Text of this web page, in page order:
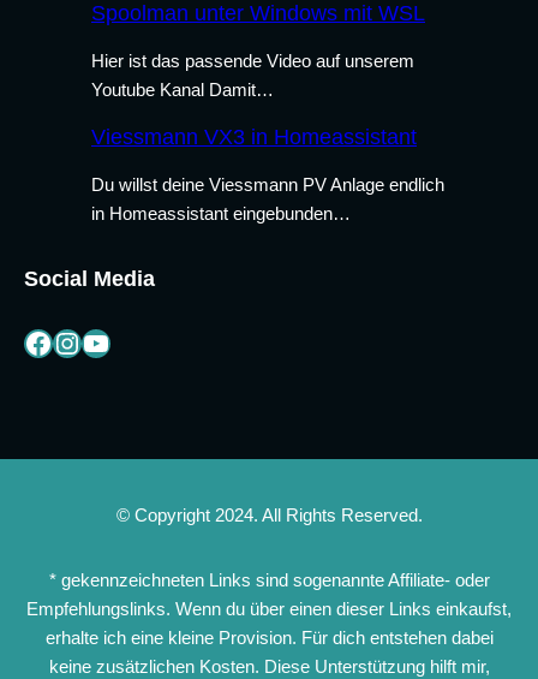
Spoolman unter Windows mit WSL
Hier ist das passende Video auf unserem
Youtube Kanal Damit…
Viessmann VX3 in Homeassistant
Du willst deine Viessmann PV Anlage endlich
in Homeassistant eingebunden…
Social Media
Facebook InstagramYouTube
© Copyright 2024. All Rights Reserved.
* gekennzeichneten Links sind sogenannte Affiliate- oder
Empfehlungslinks. Wenn du über einen dieser Links einkaufst,
erhalte ich eine kleine Provision. Für dich entstehen dabei
keine zusätzlichen Kosten. Diese Unterstützung hilft mir,